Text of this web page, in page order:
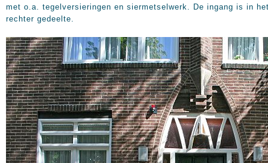
met o.a. tegelversieringen en siermetselwerk. De ingang is in
rechter gedeelte.